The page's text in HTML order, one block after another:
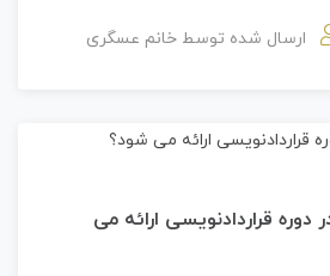
ارسال شده توسط خانم عسگری
دوره قراردادنویسی ارائه می